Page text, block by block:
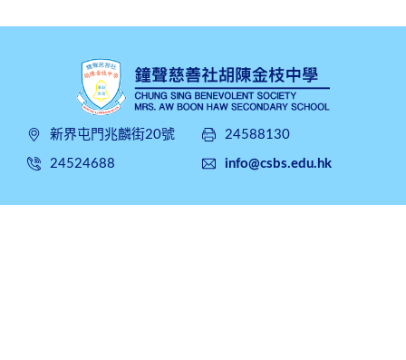
新界屯門兆麟街20號
24524688
24588130
info@csbs.edu.hk